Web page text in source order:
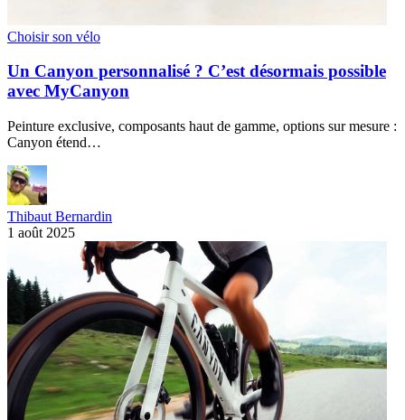
Choisir son vélo
Un Canyon personnalisé ? C’est désormais possible
avec MyCanyon
Peinture exclusive, composants haut de gamme, options sur mesure :
Canyon étend…
Thibaut Bernardin
1 août 2025